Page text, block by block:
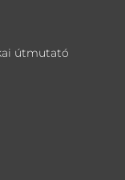
útmutató